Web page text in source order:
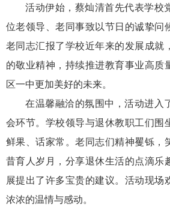
活动伊始，蔡灿清首先代表学校
位老领导、老同事致以节日的诚挚问
老同志汇报了学校近年来的发展成就
的敬业精神，持续推进教育事业高质
区一中更加美好的未来。
在温馨融洽的氛围中，活动进入
会环节。学校领导与退休教职工们围
鲜果、话家常。老同志们精神矍铄，
昔育人岁月，分享退休生活的点滴乐
展提出了许多宝贵的建议。活动现场
浓浓的温情与感动。